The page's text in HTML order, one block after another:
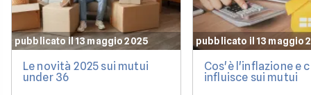
pubblicato il 13 maggio 2025
Le novità 2025 sui mutui
under 36
pubblicato il 13 maggio
Cos'è l'inflazione e
influisce sui mutui